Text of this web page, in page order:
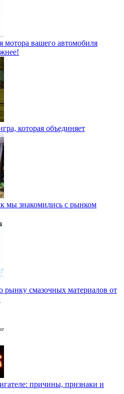
мотора вашего автомобиля
которая объединяет
мы знакомились с рынком
смазочных материалов от
причины, признаки и